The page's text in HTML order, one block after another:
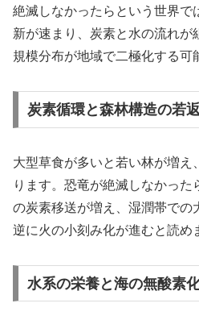
絶滅しなかったらという世界で
新が速まり、炭素と水の流れが
規模分布が地域で二極化する可
炭素循環と森林構造の若
大型草食が多いと若い林が増え
ります。恐竜が絶滅しなかっ
の炭素移送が増え、湿潤帯での
逆に火の小刻み化が進むと読め
水系の栄養と海の無酸素